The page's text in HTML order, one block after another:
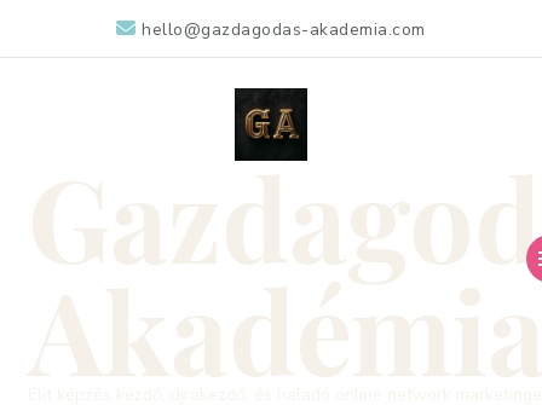
hello@gazdagodas-akademia.com